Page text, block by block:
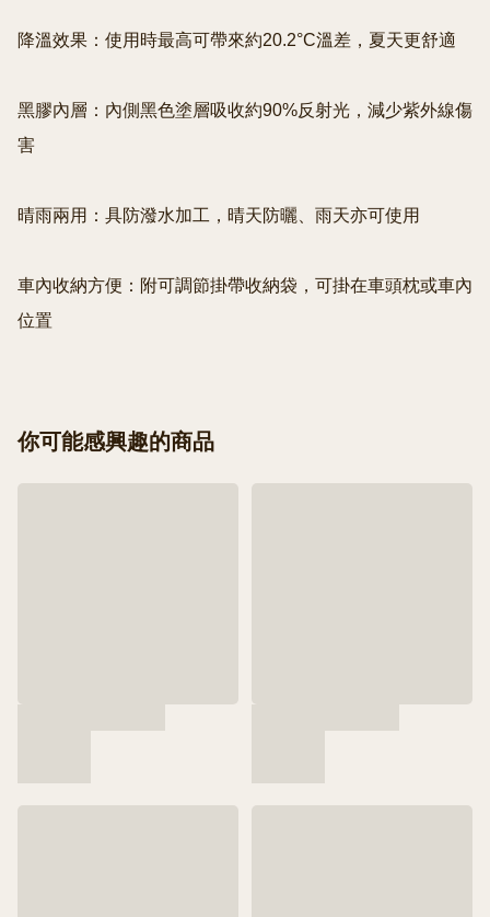
降溫效果：使用時最高可帶來約20.2°C溫差，夏天更舒適
黑膠內層：內側黑色塗層吸收約90%反射光，減少紫外線傷
害
晴雨兩用：具防潑水加工，晴天防曬、雨天亦可使用
車內收納方便：附可調節掛帶收納袋，可掛在車頭枕或車內
你可能感興趣的商品